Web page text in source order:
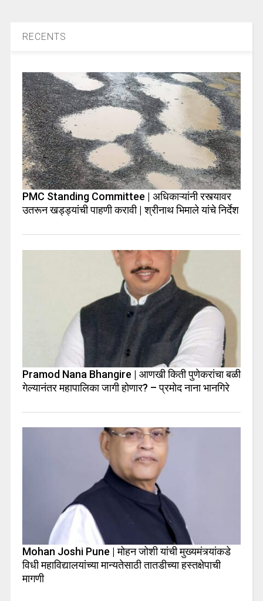
RECENTS
PMC Standing Committee | अधिकाऱ्यांनी रस्त्यावर
उतरून खड्ड्यांची पाहणी करावी | श्रीनाथ भिमाले यांचे निर्देश
Pramod Nana Bhangire | आणखी किती पुणेकरांचा बळी
गेल्यानंतर महापालिका जागी होणार? – प्रमोद नाना भानगिरे
Mohan Joshi Pune | मोहन जोशी यांची मुख्यमंत्र्यांकडे
विधी महाविद्यालयांच्या मान्यतेसाठी तातडीच्या हस्तक्षेपाची
मागणी